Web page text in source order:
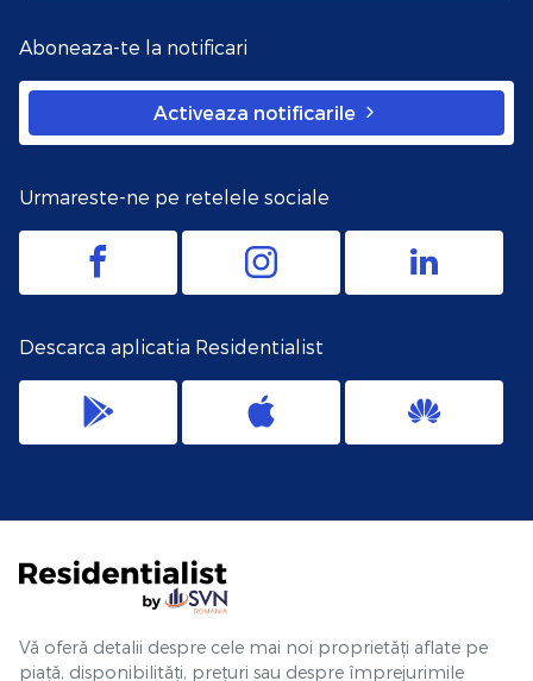
Aboneaza-te la notificari
Activeaza notificarile
Urmareste-ne pe retelele sociale
Descarca aplicatia Residentialist
Vă oferă detalii despre cele mai noi proprietăți aflate pe
piață, disponibilități, prețuri sau despre împrejurimile